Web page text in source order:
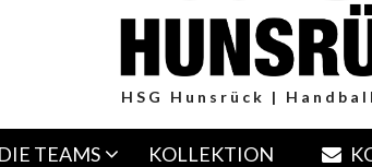
HSG Hunsrück |
DIE TEAMS KOLLEKTION